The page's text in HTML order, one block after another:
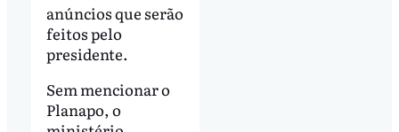
anúncios que serão
feitos pelo
presidente.
Sem mencionar o
Planapo, o